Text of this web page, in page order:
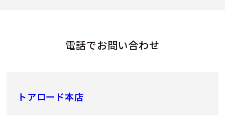
電話でお問い合わせ
トアロード本店